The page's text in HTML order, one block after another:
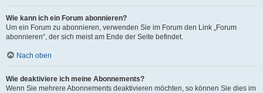
Wie kann ich ein Forum abonnieren?
Um ein Forum zu abonnieren, verwenden Sie im Forum den Link „Forum
abonnieren“, der sich meist am Ende der Seite befindet.
Nach oben
Wie deaktiviere ich meine Abonnements?
Wenn Sie mehrere Abonnements deaktivieren möchten, so können Sie dies im